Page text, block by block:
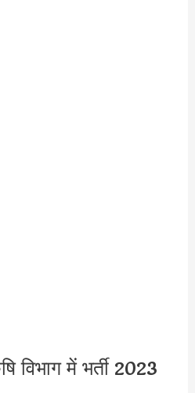
विभाग में भर्ती 2023